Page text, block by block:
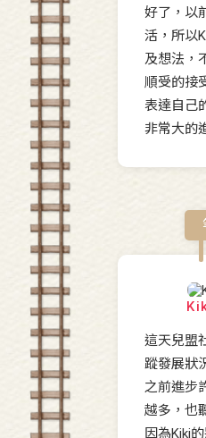
好了，以
活，所以
及想法，
順受的接
表達自己
非常大的
這天兒盟
蹤發展狀
之前進步
越多，也
因為Kiki